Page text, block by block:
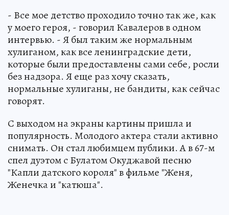
- Все мое детство проходило точно так же, как
у моего героя, - говорил Кавалеров в одном
интервью. - Я был таким же нормальным
хулиганом, как все ленинградские дети,
которые были предоставлены сами себе, росли
без надзора. Я еще раз хочу сказать,
нормальные хулиганы, не бандиты, как сейчас
говорят.
С выходом на экраны картины пришла и
популярность. Молодого актера стали активно
снимать. Он стал любимцем публики. А в 67-м
спел дуэтом с Булатом Окуджавой песню
"Капли датского короля" в фильме "Женя,
Женечка и "катюша".